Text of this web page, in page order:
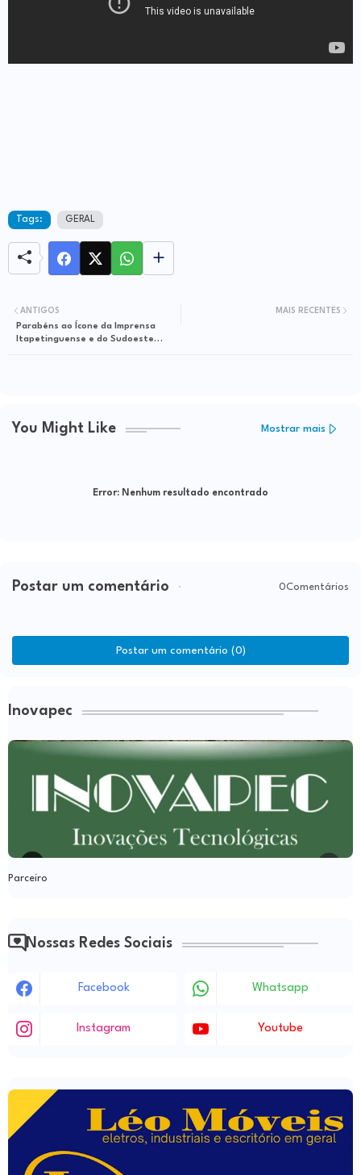
Tags: GERAL
MAIS RECENTES
ANTIGOS
Parabéns ao Ícone da Imprensa
Itapetinguense e do Sudoeste
You Might Like Mostrar mais
Error: Nenhum resultado encontrado
Postar um comentário 0Comentários
Postar um comentário (0)
Inovapec
Parceiro
Nossas Redes Sociais
Facebook Whatsapp
Instagram Youtube